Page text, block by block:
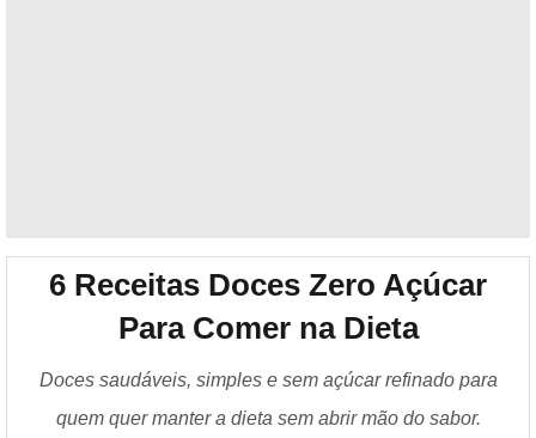
6 Receitas Doces Zero Açúcar
Para Comer na Dieta
Doces saudáveis, simples e sem açúcar refinado para
quem quer manter a dieta sem abrir mão do sabor.